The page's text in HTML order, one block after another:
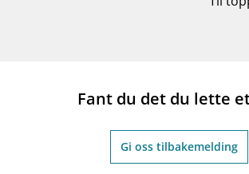
Fant du det du lette
Gi oss tilbakemelding